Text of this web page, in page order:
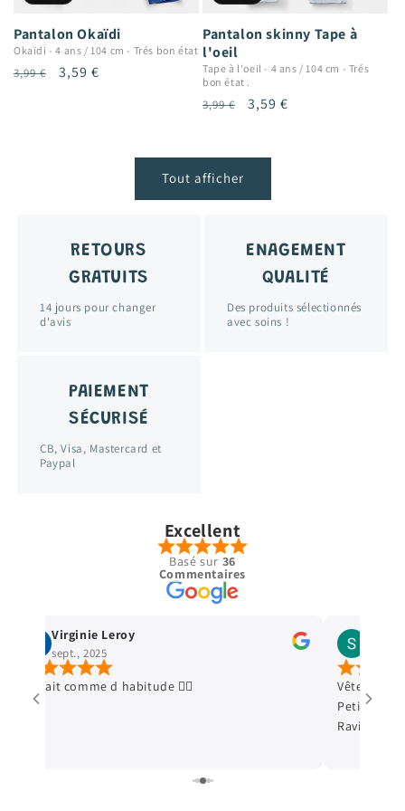
Pantalon Okaïdi
Okaïdi -4 ans / 104 cm - Trés bon état
Prix
3,99 €
Prix
3,59 €
Pantalon skinny Tape à
l'oeil
Tape à l'oeil - 4 ans / 104 cm - Trés
bon état .
Prix
3,99 €
Prix
3,59 €
Tout afficher
RETOURS
GRATUITS
14 jours pour changer
d'avis
ENAGEMENT
QUALITÉ
Des produits sélectionnés
avec soins !
PAIEMENT
SÉCURISÉ
CB, Visa, Mastercard et
Paypal
Excellent
Basé sur 36
Commentaires
Stella Legrand
avr., 2025
Vêtements en excellent état, envoi ultra soigné.
Petit cadeau qui fait toujours plaisir aux enfants.
cécé
janv., 2025
Deuxième
première.
petit cadeau